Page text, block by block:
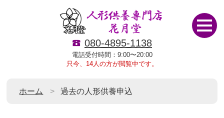
080-4895-1138
電話受付時間：9:00〜20:00
只今、14人の方が閲覧中です。
ホーム 過去の人形供養申込